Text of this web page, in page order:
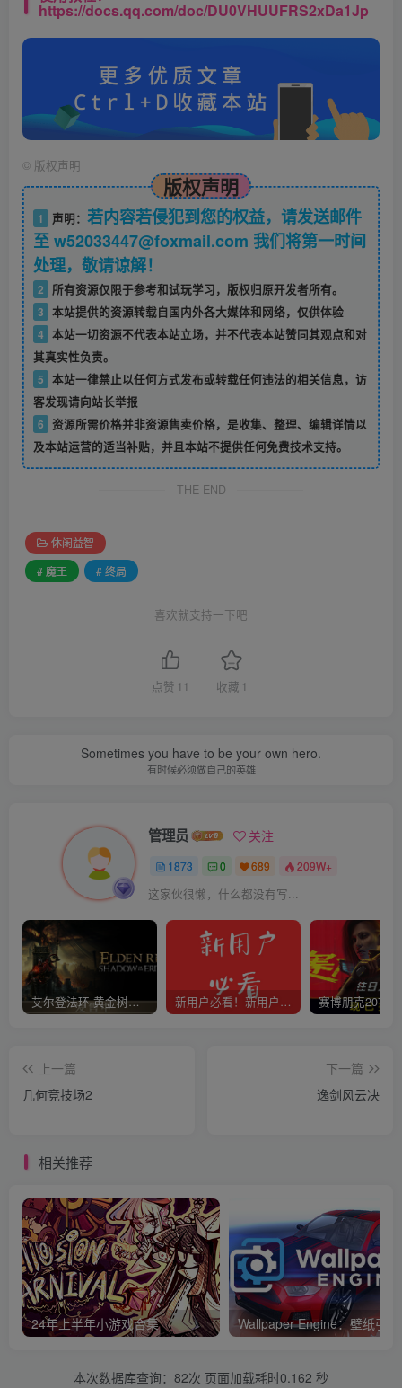
https://docs.qq.com/doc/DU0VHUUFRS2xDa1Jp
© 版权声明
版权声明
1 声明： 若内容若侵犯到您的权益，请发送邮件
至 w52033447@foxmail.com 我们将第一时间
处理，敬请谅解！
2
所有资源仅限于参考和试玩学习，版权归原开发者所有。
3 本站提供的资源转载自国内外各大媒体和网络，仅供体验
4 本站一切资源不代表本站立场，并不代表本站赞同其观点和对
其真实性负责。
5 本站一律禁止以任何方式发布或转载任何违法的相关信息，访
客发现请向站长举报
6
资源所需价格并非资源售卖价格，是收集、整理、编辑详情以
及本站运营的适当补贴，并且本站不提供任何免费技术支持。
THE END
休闲益智
# 魔王
# 终局
喜欢就支持一下吧
点赞 11 收藏 1
Sometimes you have to be your own hero.
有时候必须做自己的英雄
管理员 关注
1873 0 689 209W+
这家伙很懒，什么都没有写...
艾尔登法环 黄金树幽影 新用户必看！新用户必看！新用户必看！！！
上一篇
几何竞技场2
下一篇
逸剑风云决
相关推荐
24年上半年小游戏合集 Wallpaper Engine：壁纸引擎
本次数据库查询：82次 页面加载耗时0.162 秒